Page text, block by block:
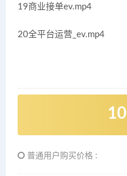
19商业接单ev.mp4
20全平台运营_ev.mp4
10
普通用户购买价格 :